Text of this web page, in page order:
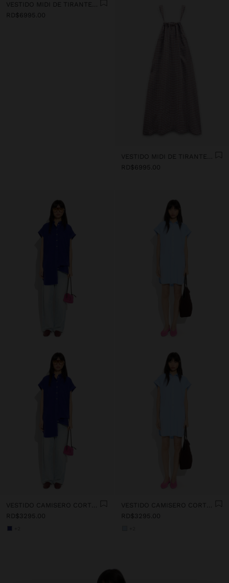
VESTIDO MIDI DE TIRANTES DE CUADROS VICHY
RD$6995.00
VESTIDO MIDI DE TIRANTES DE CUADROS VICHY
RD$6995.00
RD$3295.00
RD$3295.00